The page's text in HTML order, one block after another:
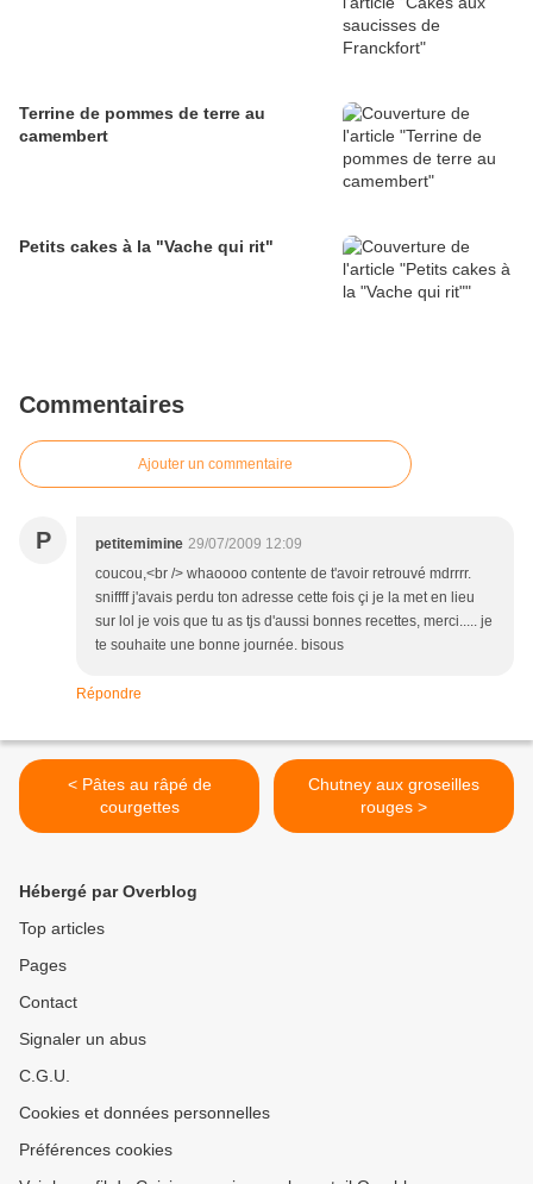
Terrine de pommes de terre au
camembert
Petits cakes à la "Vache qui rit"
Commentaires
Ajouter un commentaire
P petitemimine 29/07/2009 12:09
coucou,<br /> whaoooo contente de t'avoir retrouvé mdrrrr.
sniffff j'avais perdu ton adresse cette fois çi je la met en lieu
sur lol je vois que tu as tjs d'aussi bonnes recettes, merci..... je
te souhaite une bonne journée. bisous
Répondre
< Pâtes au râpé de
courgettes
Chutney aux groseilles
rouges >
Hébergé par Overblog
Top articles
Pages
Contact
Signaler un abus
C.G.U.
Cookies et données personnelles
Préférences cookies